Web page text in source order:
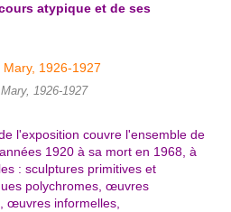
atypique et de ses
1926-1927
l'exposition couvre l'ensemble de
1920 à sa mort en 1968, à
: sculptures primitives et
polychromes, œuvres
œuvres informelles,